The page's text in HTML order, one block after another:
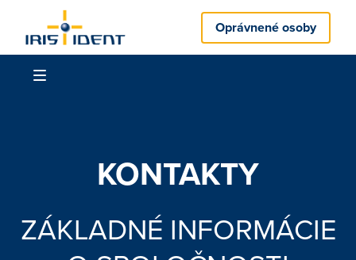
Oprávnené osoby
KONTAKTY
ZÁKLADNÉ INFORMÁCIE